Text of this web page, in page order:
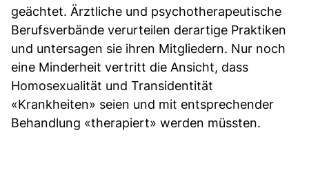
geächtet. Ärztliche und psychotherapeutische
Berufsverbände verurteilen derartige Praktiken
und untersagen sie ihren Mitgliedern. Nur noch
eine Minderheit vertritt die Ansicht, dass
Homosexualität und Transidentität
«Krankheiten» seien und mit entsprechender
Behandlung «therapiert» werden müssten.